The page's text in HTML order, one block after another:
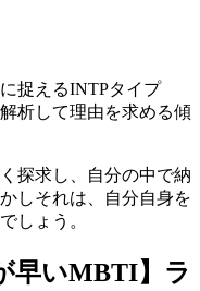
捉えるINTPタイプ
析して理由を求める傾
探求し、自分の中で納
しそれは、自分自身を
しょう。
早いMBTI】ラ